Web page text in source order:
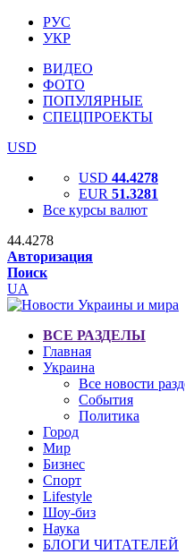
РУС
УКР
ВИДЕО
ФОТО
ПОПУЛЯРНЫЕ
СПЕЦПРОЕКТЫ
USD
USD 44.4278
EUR 51.3281
Все курсы валют
44.4278
Авторизация
Поиск
UA
ВСЕ РАЗДЕЛЫ
Главная
Украина
Все новости
События
Политика
Город
Мир
Бизнес
Спорт
Lifestyle
Шоу-биз
Наука
БЛОГИ ЧИТАТЕЛЕЙ